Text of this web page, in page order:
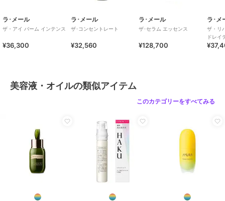
ラ･メール
ザ・アイ バーム インテンス
¥36,300
ラ･メール
ザ･コンセントレート
¥32,560
ラ･メール
ザ･セラム エッセンス
¥128,700
ラ･メ
ザ・リ
ドレイ
美容液・オイルの類似アイテム
このカテゴリーをすべてみる